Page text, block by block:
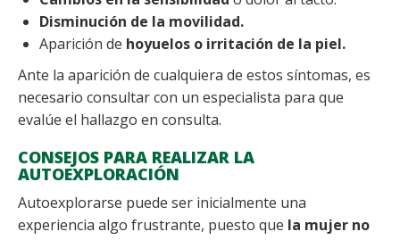
Disminución de la movilidad.
Aparición de hoyuelos o irritación de la piel.
Ante la aparición de cualquiera de estos síntomas, es
necesario consultar con un especialista para que
evalúe el hallazgo en consulta.
CONSEJOS PARA REALIZAR LA
AUTOEXPLORACIÓN
Autoexplorarse puede ser inicialmente una
experiencia algo frustrante, puesto que la mujer no